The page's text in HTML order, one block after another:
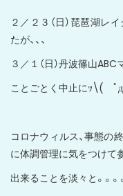
２／２３（日）琵琶湖レ
たが、、、
３／１（日）丹波篠山ABC
ことごとく中止にｯ\( ﾟ
コロナウィルス、事態の
に体調管理に気をつけて
出来ることを淡々と。。。